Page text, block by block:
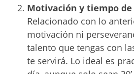
Motivación y tiempo de
Relacionado con lo
motivación ni
talento que tengas con
te servirá. Lo ideal es